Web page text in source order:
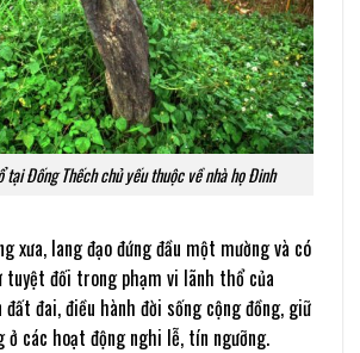
tại Đống Thếch chủ yếu thuộc về nhà họ Đinh
xưa, lang đạo đứng đầu một mường và có
tuyệt đối trong phạm vi lãnh thổ của
đai, điều hành đời sống cộng đồng, giữ
các hoạt động nghi lễ, tín ngưỡng.